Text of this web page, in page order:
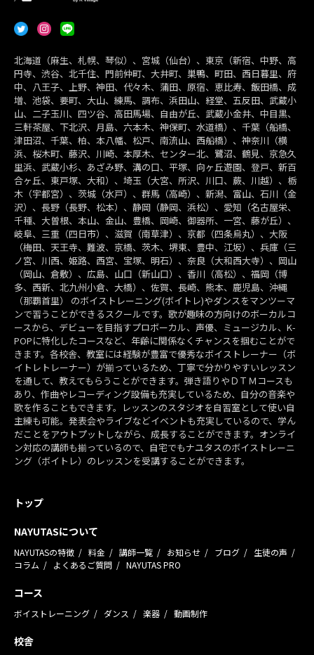
北海道（麻生、札幌、琴似）、宮城（仙台）、東京（新宿、中野、高
円寺、渋谷、北千住、門前仲町、大井町、巣鴨、町田、西日暮里、府
中、八王子、上野、神田、代々木、蒲田、原宿、恵比寿、飯田橋、成
増、池袋、要町、大山、練馬、調布、浜田山、経堂、五反田、武蔵小
山、二子玉川、四ツ谷、高田馬場、自由が丘、武蔵小金井、中目黒、
三軒茶屋、下北沢、月島、六本木、神保町、水道橋）、千葉（船橋、
津田沼、千葉、柏、本八幡、松戸、南流山、西船橋）、神奈川（横
浜、桜木町、藤沢、川崎、本厚木、センター北、鷺沼、鶴見、京急久
里浜、武蔵小杉、あざみ野、溝の口、平塚、向ヶ丘遊園、登戸、新百
合ヶ丘、東戸塚、大和）、埼玉（大宮、所沢、川口、蕨、川越）、栃
木（宇都宮）、茨城（水戸）、群馬（高崎）、新潟、富山、石川（金
沢）、長野（長野、松本）、静岡（静岡、浜松）、愛知（名古屋栄、
千種、大曽根、本山、金山、豊橋、岡崎、御器所、一宮、藤が丘）、
岐阜、三重（四日市）、滋賀（南草津）、京都（四条烏丸）、大阪
（梅田、天王寺、難波、京橋、茨木、堺東、豊中、江坂）、兵庫（三
ノ宮、川西、姫路、西宮、宝塚、明石）、奈良（大和西大寺）、岡山
（岡山、倉敷）、広島、山口（新山口）、香川（高松）、福岡（博
多、西新、北九州小倉、大橋）、佐賀、長崎、熊本、鹿児島、沖縄
（那覇首里） のボイストレーニング(ボイトレ)やダンスをマンツーマ
ンで習うことができるスクールです。歌が趣味の方向けのボーカルコ
ースから、デビューを目指すプロボーカル、声優、ミュージカル、K-
POPに特化したコースなど、年齢に関係なくチャンスを掴むことがで
きます。各校舎、教室には経験が豊富で優秀なボイストレーナー（ボ
イトレトレーナー）が揃っているため、丁寧で分かりやすいレッスン
を通して、教えてもらうことができます。弾き語りやＤＴＭコースも
あり、作曲やレコーディング設備も充実しているため、自分の音楽や
歌を作ることもできます。レッスンのスタジオを自習室として使い自
主練も可能。発表会やライブなどイベントも充実しているので、学ん
だことをアウトプットしながら、成長することができます。オンライ
ン対応の講師も揃っているので、自宅でもナユタスのボイストレーニ
ング（ボイトレ）のレッスンを受講することができます。
トップ
NAYUTASについて
NAYUTASの特徴 料金 講師一覧 お知らせ ブログ
生徒の声
コラム
よくあるご質問 NAYUTAS PRO
コース
ボイストレーニング ダンス 楽器 動画制作
校舎